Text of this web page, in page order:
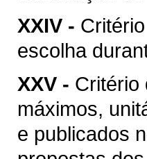
XXIV -
escolha
XXV - Critério
máximos,
e publicados